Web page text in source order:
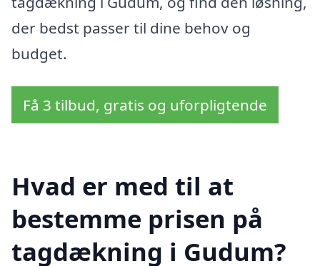
der bedst passer til dine behov og
budget.
Få 3 tilbud, gratis og uforpligtende
Hvad er med til at
bestemme prisen på
tagdækning i Gudum?